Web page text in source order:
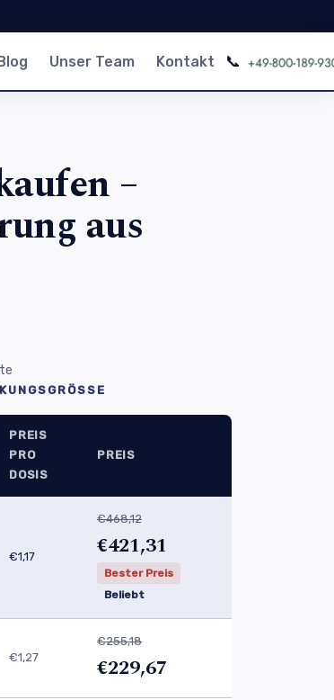
Unser Team Kontakt 📞
–
aus
PREIS
PRO
DOSIS
PREIS
€1,17
€468,12
€421,31
Bester Preis
Beliebt
€1,27
€255,18
€229,67